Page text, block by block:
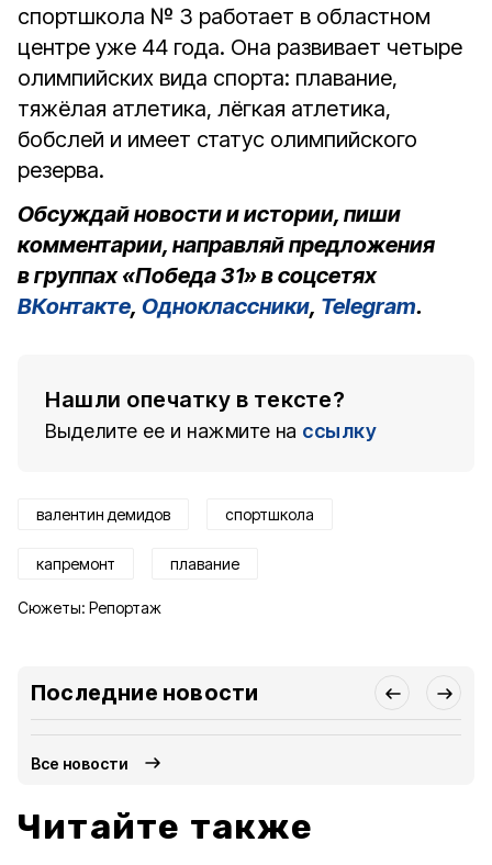
спортшкола № 3 работает в областном
центре уже 44 года. Она развивает четыре
олимпийских вида спорта: плавание,
тяжёлая атлетика, лёгкая атлетика,
бобслей и имеет статус олимпийского
резерва.
Обсуждай новости и истории, пиши
комментарии, направляй предложения
в группах «Победа 31» в соцсетях
ВКонтакте, Одноклассники, Telegram.
Нашли опечатку в тексте?
Выделите ее и нажмите на ссылку
валентин демидов спортшкола
капремонт плавание
Сюжеты: Репортаж
Последние новости
Все новости
Читайте также